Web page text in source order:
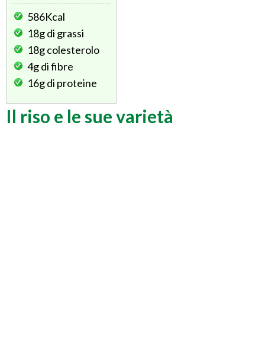
586Kcal
18gdi grassi
18gcolesterolo
4gdi fibre
16gdi proteine
Il riso e le sue varietà